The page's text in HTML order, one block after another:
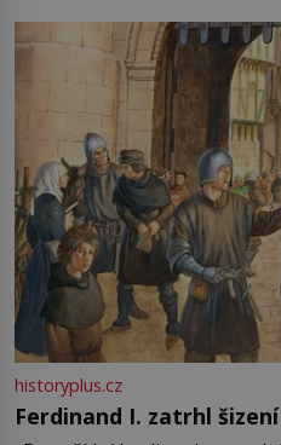
pře hned několik
Francie, kde se traduje,
historyplus.cz
Ferdinand I. zatrhl